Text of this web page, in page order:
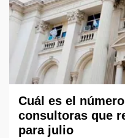
Cuál es el
consultoras que
para julio